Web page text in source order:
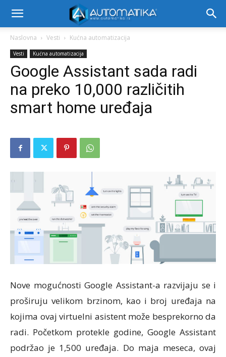
Naslovna Vesti Kućna automatizacija
Vesti Kućna automatizacija
Google Assistant sada radi
na preko 10,000 različitih
smart home uređaja
Nove mogućnosti Google Assistant-a razvijaju se i
proširuju velikom brzinom, kao i broj uređaja na
kojima ovaj virtuelni asistent može besprekorno da
radi. Početkom protekle godine, Google Assistant
podržao je 1,500 uređaja. Do maja meseca, ovaj